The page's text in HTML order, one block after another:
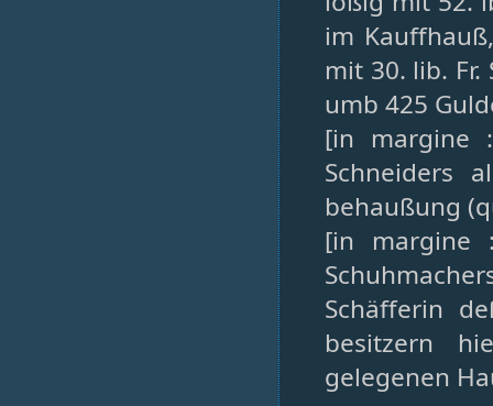
im
mit 30. lib.
umb 425
[in margine
Schneiders
behaußung
[in margine
Schäfferin
besitzern
gelegenen